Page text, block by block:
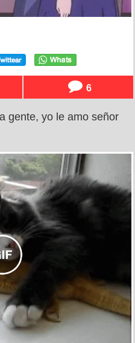
6
gente, yo le amo señor